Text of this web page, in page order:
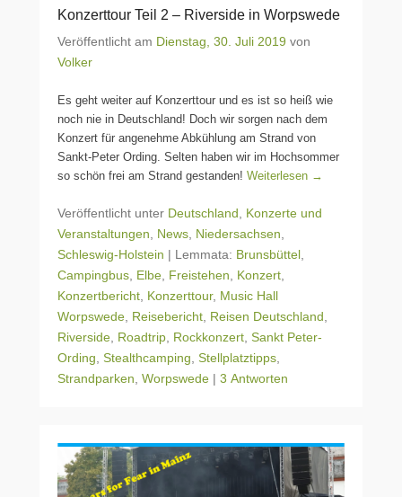
Konzerttour Teil 2 – Riverside in Worpswede
Veröffentlicht am Dienstag, 30. Juli 2019 von
Volker
Es geht weiter auf Konzerttour und es ist so heiß wie
noch nie in Deutschland! Doch wir sorgen nach dem
Konzert für angenehme Abkühlung am Strand von
Sankt-Peter Ording. Selten haben wir im Hochsommer
so schön frei am Strand gestanden! Weiterlesen →
Veröffentlicht unter Deutschland
Konzerte und
Veranstaltungen
News Niedersachsen
Schleswig-Holstein | Lemmata: Brunsbüttel
Campingbus Elbe Freistehen Konzert
Konzertbericht Konzerttour, Music Hall
Worpswede Reisebericht Reisen Deutschland
Riverside Roadtrip Rockkonzert Sankt Peter-
Ording Stealthcamping Stellplatztipps
Strandparken Worpswede | 3 Antworten